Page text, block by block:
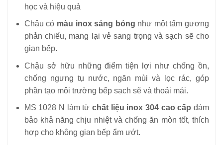
học và hiệu quả
Chậu có màu inox sáng bóng như một tấm gương
phản chiếu, mang lại vẻ sang trọng và sạch sẽ cho
gian bếp.
Chậu sở hữu những điểm tiện lợi như chống ồn,
chống ngưng tụ nước, ngăn mùi và lọc rác, góp
phần tạo môi trường bếp sạch sẽ và thoải mái.
MS 1028 N làm từchất liệu inox 304 cao cấpđảm
bảo khả năng chịu nhiệt và chống ăn mòn tốt, thích
hợp cho không gian bếp ẩm ướt.